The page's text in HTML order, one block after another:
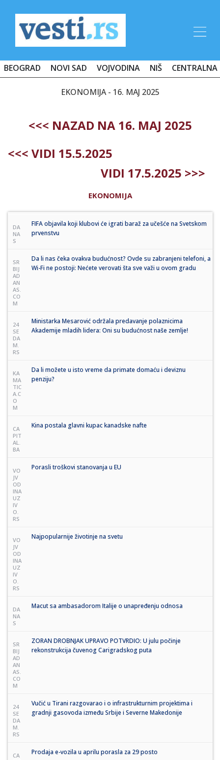
BEOGRAD NOVI SAD VOJVODINA NIŠ CENTRALNA
EKONOMIJA - 16. MAJ 2025
<<< NAZAD NA 16. MAJ 2025
<<< VIDI 15.5.2025
VIDI 17.5.2025 >>>
EKONOMIJA
DA
NA
S
FIFA objavila koji klubovi će igrati baraž za učešće na Svetskom
prvenstvu
SR
BIJ
AD
AN
AS.
CO
M
Da li nas čeka ovakva budućnost? Ovde su zabranjeni telefoni, a
Wi-Fi ne postoji: Nećete verovati šta sve važi u ovom gradu
24
SE
DA
M.
RS
Ministarka Mesarović održala predavanje polaznicima
Akademije mladih lidera: Oni su budućnost naše zemlje!
KA
MA
TIC
A.C
O
M
Da li možete u isto vreme da primate domaću i deviznu
penziju?
CA
PIT
AL.
BA
Kina postala glavni kupac kanadske nafte
VO
JV
OD
INA
UZ
IV
O.
RS
Porasli troškovi stanovanja u EU
VO
JV
OD
INA
UZ
IV
O.
RS
Najpopularnije životinje na svetu
DA
NA
S
Macut sa ambasadorom Italije o unapređenju odnosa
SR
BIJ
AD
AN
AS.
CO
M
ZORAN DROBNJAK UPRAVO POTVRDIO: U julu počinje
rekonstrukcija čuvenog Carigradskog puta
24
SE
DA
M.
RS
Vučić u Tirani razgovarao i o infrastrukturnim projektima i
gradnji gasovoda između Srbije i Severne Makedonije
CA
Prodaja e-vozila u aprilu porasla za 29 posto